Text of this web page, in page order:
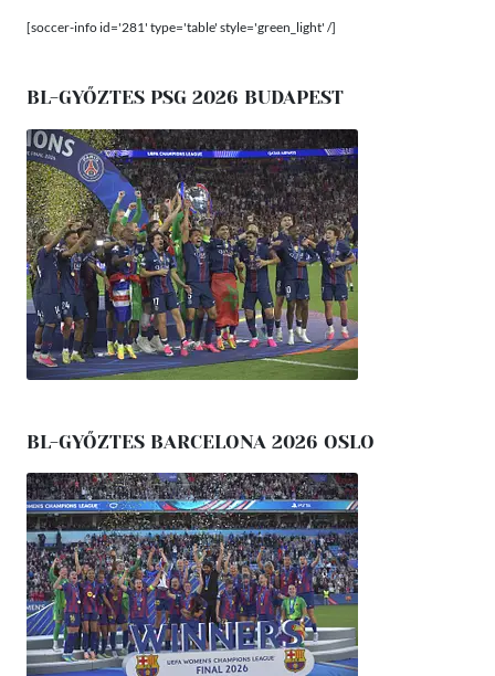
[soccer-info id='281' type='table' style='green_light' /]
BL-GYŐZTES PSG 2026 BUDAPEST
BL-GYŐZTES BARCELONA 2026 OSLO